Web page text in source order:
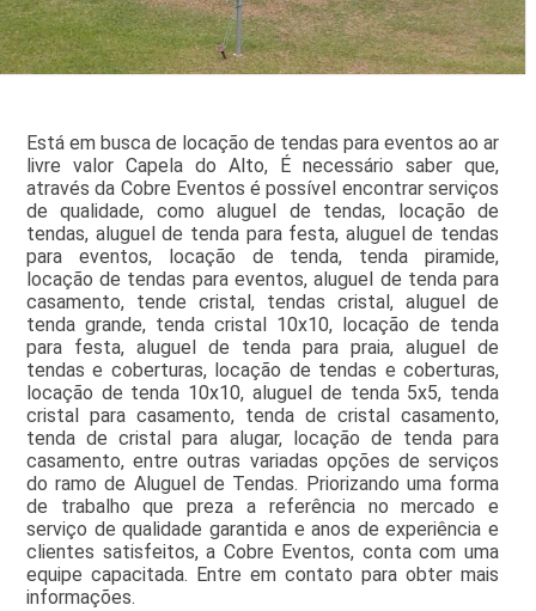
Está em busca de locação de tendas para eventos ao ar
livre valor Capela do Alto, É necessário saber que,
através da Cobre Eventos é possível encontrar serviços
de qualidade, como aluguel de tendas, locação de
tendas, aluguel de tenda para festa, aluguel de tendas
para eventos, locação de tenda, tenda piramide,
locação de tendas para eventos, aluguel de tenda para
casamento, tende cristal, tendas cristal, aluguel de
tenda grande, tenda cristal 10x10, locação de tenda
para festa, aluguel de tenda para praia, aluguel de
tendas e coberturas, locação de tendas e coberturas,
locação de tenda 10x10, aluguel de tenda 5x5, tenda
cristal para casamento, tenda de cristal casamento,
tenda de cristal para alugar, locação de tenda para
casamento, entre outras variadas opções de serviços
do ramo de Aluguel de Tendas. Priorizando uma forma
de trabalho que preza a referência no mercado e
serviço de qualidade garantida e anos de experiência e
clientes satisfeitos, a Cobre Eventos, conta com uma
equipe capacitada. Entre em contato para obter mais
informações.